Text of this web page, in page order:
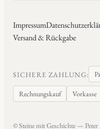
Impressum
Versand & Rückgabe
SICHERE ZAHLUNG:
Rechnungskauf Vorkasse
© Steine mit Geschichte — Peter